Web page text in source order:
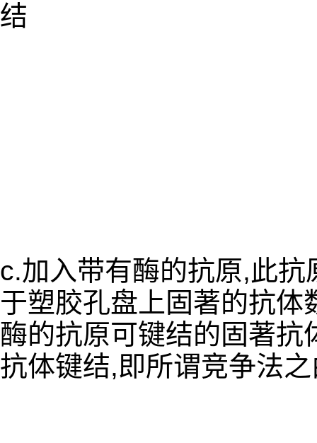
结
c.加入带有酶的抗原,此
于塑胶孔盘上固著的抗
酶的抗原可键结的固著
抗体键结,即所谓竞争法